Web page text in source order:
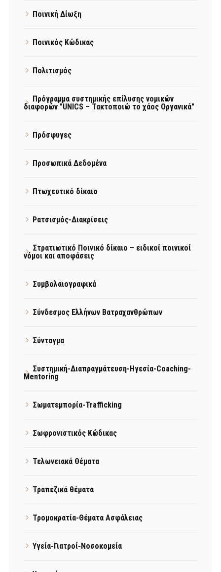
Ποινική Δίωξη
Ποινικός Κώδικας
Πολιτισμός
Πρόγραμμα συστημικής επίλυσης νομικών
διαφορών "UNICS – Τακτοποιώ το χάος Οργανικά"
Πρόσφυγες
Προσωπικά Δεδομένα
Πτωχευτικό δίκαιο
Ρατσισμός-Διακρίσεις
Στρατιωτικό Ποινικό δίκαιο – ειδικοί ποινικοί
νόμοι και αποφάσεις
Συμβολαιογραφικά
Σύνδεσμος Ελλήνων Βατραχανθρώπων
Σύνταγμα
Συστημική-Διαπραγμάτευση-Ηγεσία-Coaching-
Mentoring
Σωματεμπορία-Trafficking
Σωφρονιστικός Κώδικας
Τελωνειακά Θέματα
Τραπεζικά θέματα
Τρομοκρατία-Θέματα Ασφάλειας
Υγεία-Γιατροί-Νοσοκομεία